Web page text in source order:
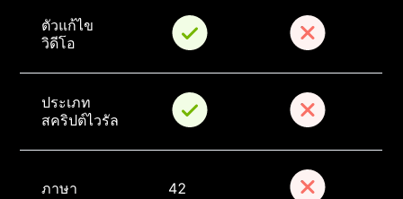
ตัวแก้ไข
วิดีโอ
ประเภท
สคริปต์ไวรัล
ภาษา 42